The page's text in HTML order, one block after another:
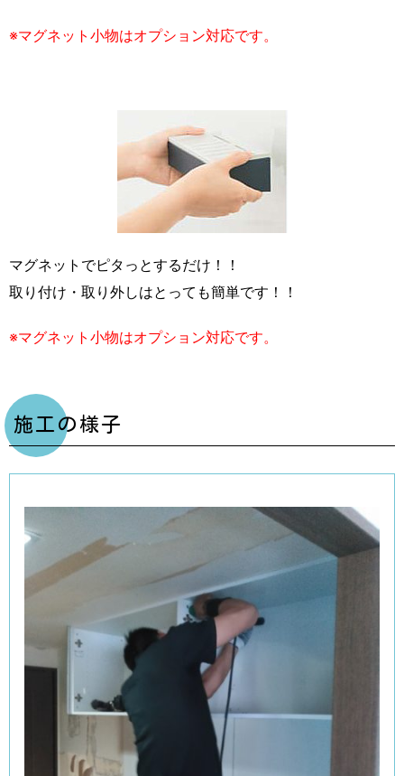
※マグネット小物はオプション対応です。
マグネットでピタっとするだけ！！
取り付け・取り外しはとっても簡単です！！
※マグネット小物はオプション対応です。
施工の様子